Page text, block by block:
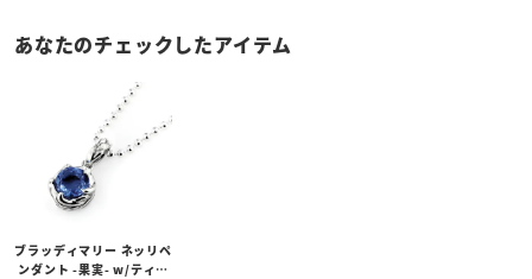
あなたのチェックしたアイテム
ブラッディマリー ネッリペ
ンダント -果実- w/ティア